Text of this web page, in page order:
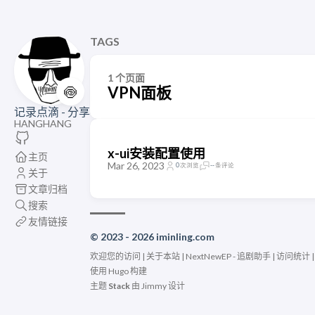
🍥
记录点滴 - 分享
HANGHANG
主页
关于
文章归档
搜索
友情链接
TAGS
1 个页面
VPN面板
x-ui安装配置使用
Mar 26, 2023 0次浏览 --条评论
© 2023 - 2026 iminling.com
欢迎您的访问 | 关于本站 | NextNewEP - 追剧助手 | 访问统计 |
使用 Hugo构建
主题 Stack 由 Jimmy设计